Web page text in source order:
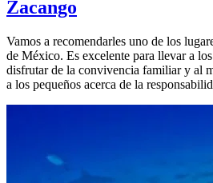
Zacango
Vamos a recomendarles uno de los
de México. Es excelente para llevar a
disfrutar de la convivencia familiar y al
a los pequeños acerca de la